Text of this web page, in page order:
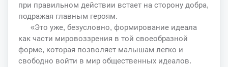
при правильном действии встает на сторону добра,
подражая главным героям.
«Это уже, безусловно, формирование идеала
как части мировоззрения в той своеобразной
форме, которая позволяет малышам легко и
свободно войти в мир общественных идеалов.